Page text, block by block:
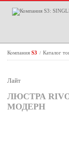
Компания S3 / Каталог
Лайт
ЛЮСТРА
МОДЕРН